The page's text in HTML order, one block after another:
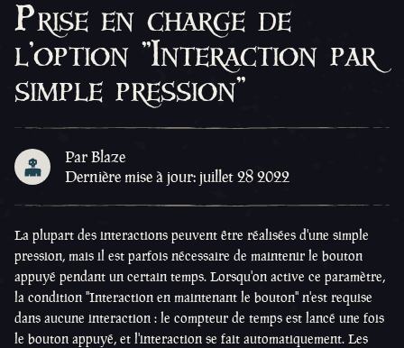
Prise en charge de
l'option ''Interaction par
simple pression''
Par Blaze
Dernière mise à jour: juillet 28 2022
La plupart des interactions peuvent être réalisées d'une simple
pression, mais il est parfois nécessaire de maintenir le bouton
appuyé pendant un certain temps. Lorsqu'on active ce paramètre,
la condition ''Interaction en maintenant le bouton'' n'est requise
dans aucune interaction : le compteur de temps est lancé une fois
le bouton appuyé, et l'interaction se fait automatiquement. Les